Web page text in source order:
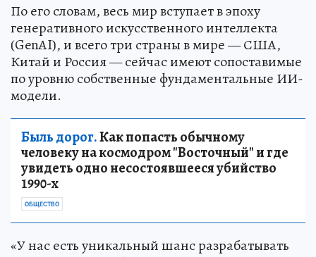
По его словам, весь мир вступает в эпоху
генеративного искусственного интеллекта
(GenAI), и всего три страны в мире — США,
Китай и Россия — сейчас имеют сопоставимые
по уровню собственные фундаментальные ИИ-
модели.
Быль дорог.Как попасть обычному
человеку на космодром "Восточный" и где
увидеть одно несостоявшееся убийство
1990-х
ОБЩЕСТВО
«У нас есть уникальный шанс разрабатывать